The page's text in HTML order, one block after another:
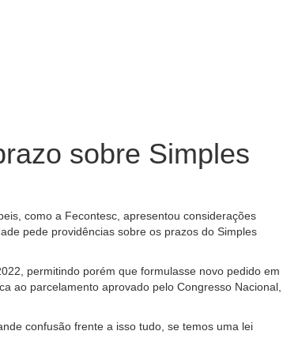
sobre Simples
como a Fecontesc, apresentou considerações
pede providências sobre os prazos do Simples
permitindo porém que formulasse novo pedido em
ao parcelamento aprovado pelo Congresso Nacional,
confusão frente a isso tudo, se temos uma lei